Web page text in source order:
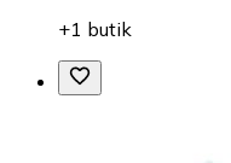
+1 butik